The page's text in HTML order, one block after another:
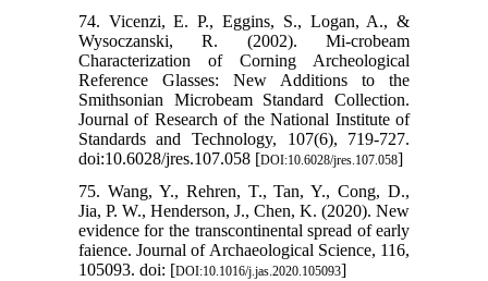
74. Vicenzi, E. P., Eggins, S., Logan, A., &
Wysoczanski, R. (2002). Mi-crobeam
Characterization of Corning Archeological
Reference Glasses: New Additions to the
Smithsonian Microbeam Standard Collection.
Journal of Research of the National Institute of
Standards and Technology, 107(6), 719-727.
doi:10.6028/jres.107.058 [DOI:10.6028/jres.107.058]
75. Wang, Y., Rehren, T., Tan, Y., Cong, D.,
Jia, P. W., Henderson, J., Chen, K. (2020). New
evidence for the transcontinental spread of early
faience. Journal of Archaeological Science, 116,
105093. doi: [DOI:10.1016/j.jas.2020.105093]